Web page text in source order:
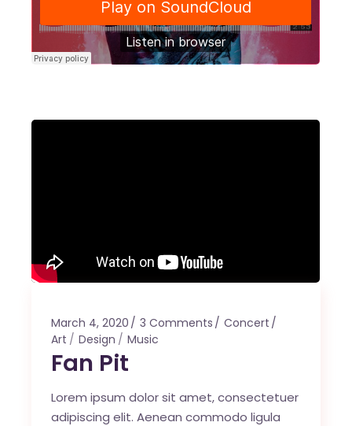
March 4, 2020 3 Comments
Concert
Art
Design Music
Fan Pit
Lorem ipsum dolor sit amet, consectetuer
adipiscing elit. Aenean commodo ligula